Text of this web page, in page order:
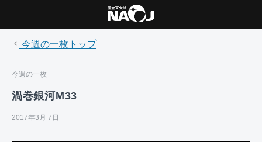
今週の一枚トップ
今週の一枚
渦巻銀河M33
2017年3月 7日